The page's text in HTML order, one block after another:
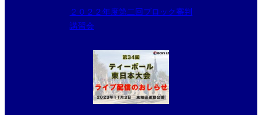
２０２２年度第二回ブロック審判
講習会